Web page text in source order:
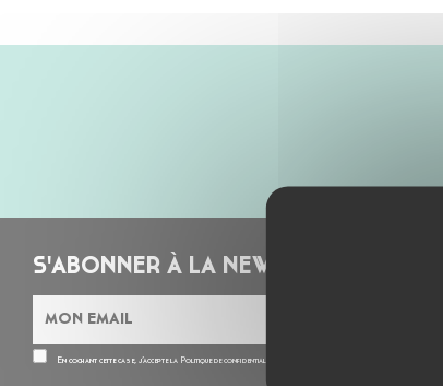
S'ABONNER À LA NEWSLETTER
En cochant cette case, j’accepte la Politique de confidentialité